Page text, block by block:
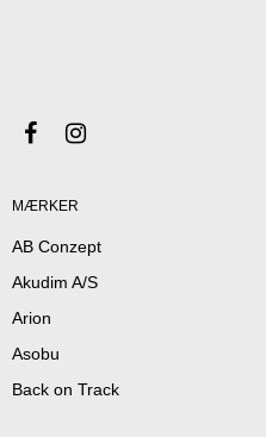
MÆRKER
AB Conzept
Akudim A/S
Arion
Asobu
Back on Track